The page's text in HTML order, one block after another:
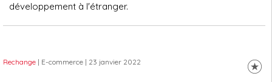
développement à l'étranger.
Rechange | E-commerce | 23 janvier 2022